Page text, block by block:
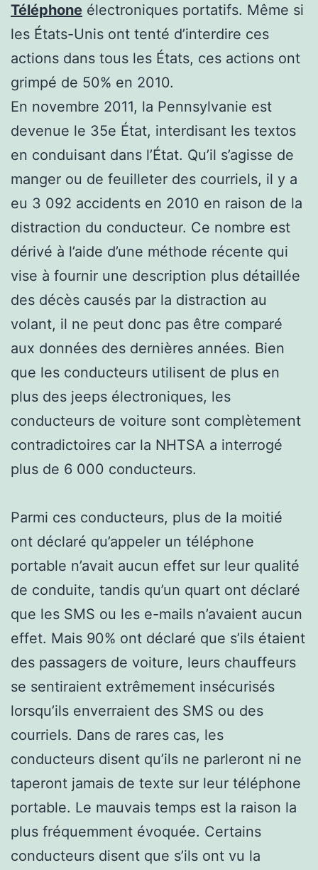
Téléphone électroniques portatifs. Même si
les États-Unis ont tenté d’interdire ces
actions dans tous les États, ces actions ont
grimpé de 50% en 2010.
En novembre 2011, la Pennsylvanie est
devenue le 35e État, interdisant les textos
en conduisant dans l’État. Qu’il s’agisse de
manger ou de feuilleter des courriels, il y a
eu 3 092 accidents en 2010 en raison de la
distraction du conducteur. Ce nombre est
dérivé à l’aide d’une méthode récente qui
vise à fournir une description plus détaillée
des décès causés par la distraction au
volant, il ne peut donc pas être comparé
aux données des dernières années. Bien
que les conducteurs utilisent de plus en
plus des jeeps électroniques, les
conducteurs de voiture sont complètement
contradictoires car la NHTSA a interrogé
plus de 6 000 conducteurs.
Parmi ces conducteurs, plus de la moitié
ont déclaré qu’appeler un téléphone
portable n’avait aucun effet sur leur qualité
de conduite, tandis qu’un quart ont déclaré
que les SMS ou les e-mails n’avaient aucun
effet. Mais 90% ont déclaré que s’ils étaient
des passagers de voiture, leurs chauffeurs
se sentiraient extrêmement insécurisés
lorsqu’ils enverraient des SMS ou des
courriels. Dans de rares cas, les
conducteurs disent qu’ils ne parleront ni ne
taperont jamais de texte sur leur téléphone
portable. Le mauvais temps est la raison la
plus fréquemment évoquée. Certains
conducteurs disent que s’ils ont vu la